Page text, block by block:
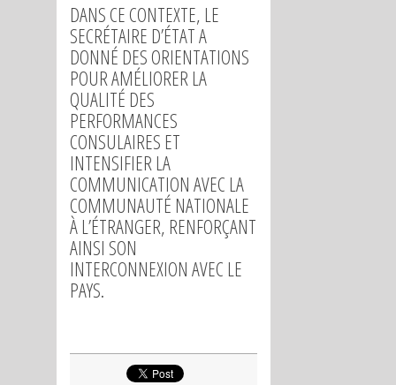
DANS CE CONTEXTE, LE
SECRÉTAIRE D’ÉTAT A
DONNÉ DES ORIENTATIONS
POUR AMÉLIORER LA
QUALITÉ DES
PERFORMANCES
CONSULAIRES ET
INTENSIFIER LA
COMMUNICATION AVEC LA
COMMUNAUTÉ NATIONALE
À L’ÉTRANGER, RENFORÇANT
AINSI SON
INTERCONNEXION AVEC LE
PAYS.